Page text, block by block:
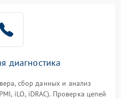
диагностика
сбор данных и анализ
iLO, iDRAC). Проверка цепей